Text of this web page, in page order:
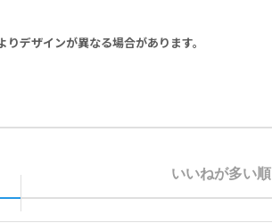
デザインが異なる場合があります。
いいねが多い順